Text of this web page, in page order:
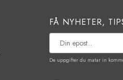
FÅ NYHETER,
De uppgifter du matar in